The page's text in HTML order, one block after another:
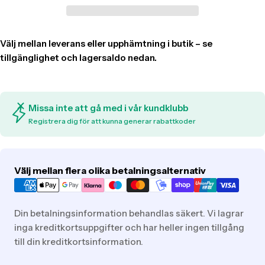
Missa inte att gå med i vår kundklubb
Registrera dig för att kunna generar rabattkoder
Välj mellan flera olika betalningsalternativ
Translation
missing:
Din betalningsinformation behandlas säkert. Vi lagrar
inga kreditkortsuppgifter och har heller ingen tillgång
till din kreditkortsinformation.